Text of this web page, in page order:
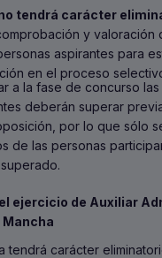
objeto de anulación.
tendrá carácter
y valoración
aspirantes para
en el proceso
a la fase de concurso
deberán superar
por lo que sólo
de las personas
ejercicio de Auxiliar
tendrá carácter